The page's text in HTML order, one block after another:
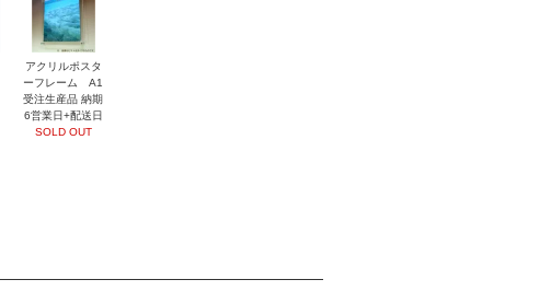
アクリルポスタ
ーフレーム A1
受注生産品 納期
6営業日+配送日
SOLD OUT